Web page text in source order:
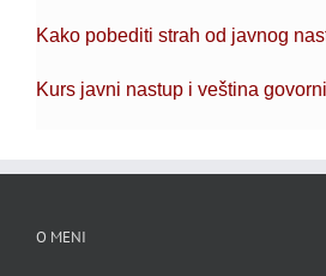
Kako pobediti strah od javnog
Kurs javni nastup i veština
O MENI